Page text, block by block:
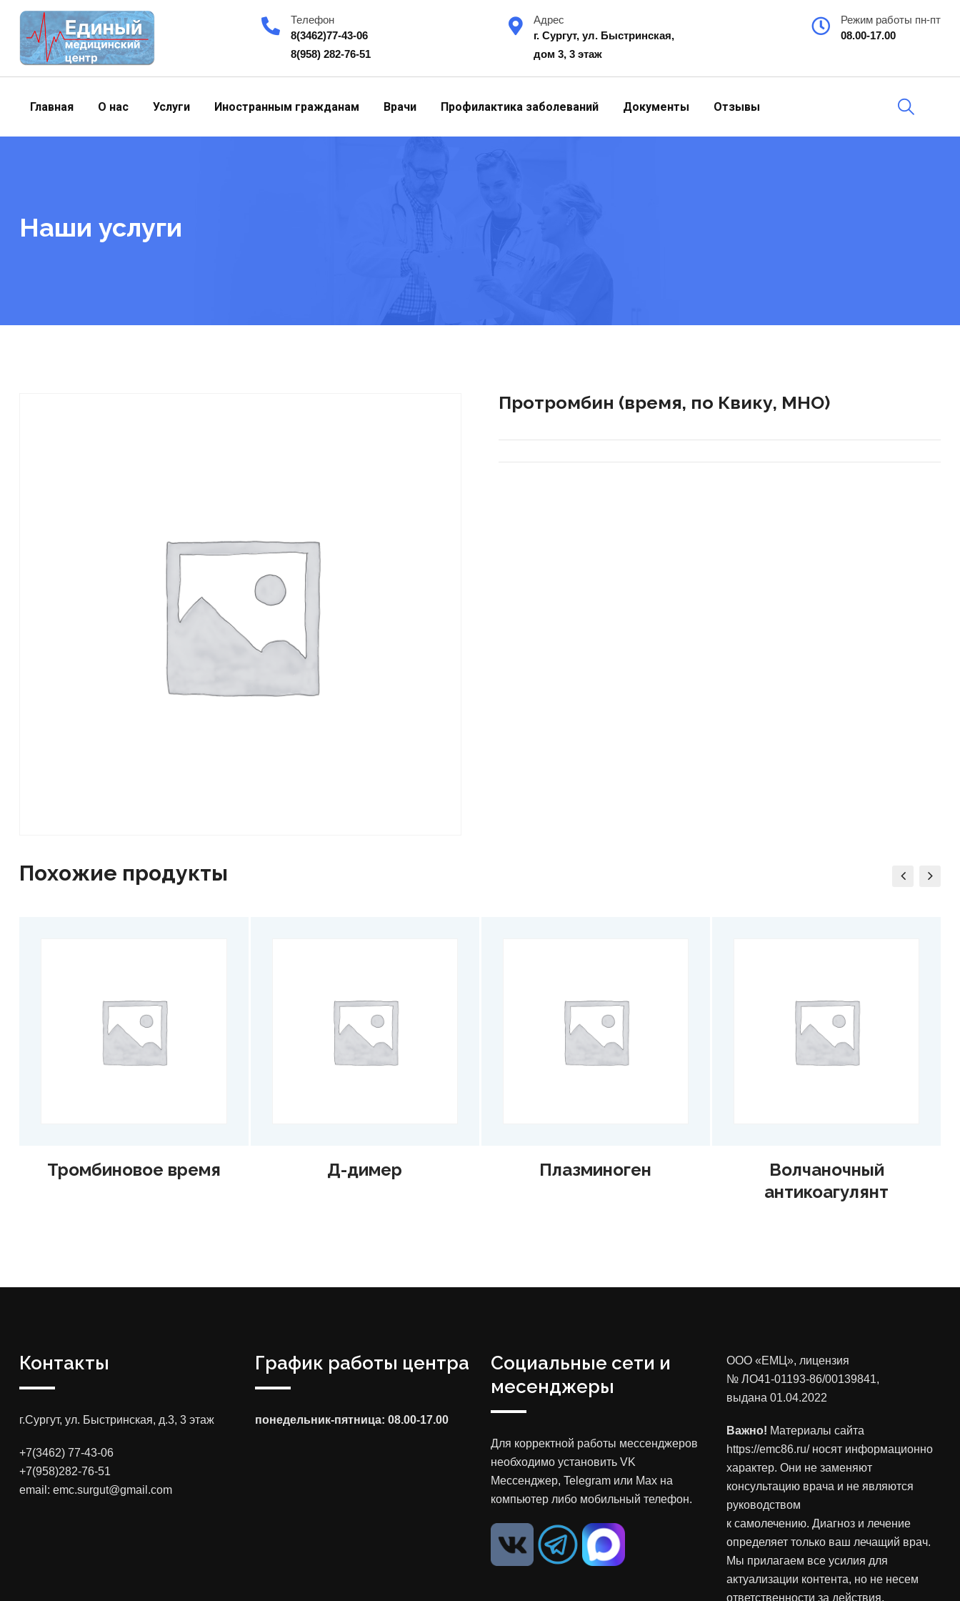
content
Телефон
8(3462)77-43-06
8(958) 282-76-51
Адрес
г. Сургут, ул. Быстринская,
дом 3, 3 этаж
Режим работы пн-пт
08.00-17.00
Главная О нас Услуги Иностранным гражданам Врачи Профилактика заболеваний Документы Отзывы
Наши услуги
Протромбин (время, по Квику, МНО)
Похожие продукты
Тромбиновое время Д-димер Плазминоген
Волчаночный
антикоагулянт
Контакты
г.Сургут, ул. Быстринская, д.3, 3 этаж
+7(3462) 77-43-06
+7(958)282-76-51
email: emc.surgut@gmail.com
График работы центра
понедельник-пятница: 08.00-17.00
Социальные сети и
месенджеры
Для корректной работы мессенджеров
необходимо установить VK
Мессенджер, Telegram или Max на
компьютер либо мобильный телефон.
ООО «ЕМЦ», лицензия
№ ЛО41-01193-86/00139841,
выдана 01.04.2022
Важно! Материалы сайта
https://emc86.ru/ носят информационно
характер. Они не заменяют
консультацию врача и не являются
руководством
к самолечению. Диагноз и лечение
определяет только ваш лечащий врач.
Мы прилагаем все усилия для
актуализации контента, но не несем
ответственности за действия,